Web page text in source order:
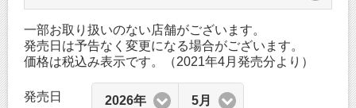
一部お取り扱いのない店舗がございます。
発売日は予告なく変更になる場合がございます。
価格は税込み表示です。（2021年4月発売分より）
発売日 2026年 5月